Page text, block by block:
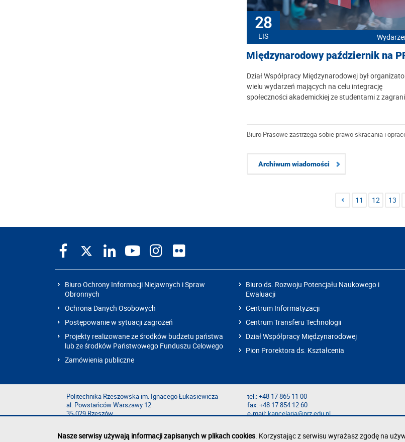
28
LIS
Międzynarodowy październik na
Dział Współpracy Międzynarodowej był
wielu wydarzeń mających na celu integrację
społeczności akademickiej ze studentami z
Biuro Prasowe zastrzega sobie prawo skracania i
Archiwum wiadomości
11 12 13
Biuro Ochrony Informacji Niejawnych i Spraw
Obronnych
Ochrona Danych Osobowych
Postępowanie w sytuacji zagrożeń
Projekty realizowane ze środków budżetu państwa
lub ze środków Państwowego Funduszu Celowego
Zamówienia publiczne
Biuro ds. Rozwoju Potencjału Naukowego i
Ewaluacji
Centrum Informatyzacji
Centrum Transferu Technologii
Dział Współpracy Międzynarodowej
Pion Prorektora ds. Kształcenia
Politechnika Rzeszowska im. Ignacego Łukasiewicza
al. Powstańców Warszawy 12
35-029 Rzeszów
tel.: +48 17 865 11 00
fax: +48 17 854 12 60
e-mail:kancelaria@prz.edu.pl
Nasze serwisy używają informacji zapisanych w plikach cookies. Korzystając z serwisu wyrażasz zgodę na